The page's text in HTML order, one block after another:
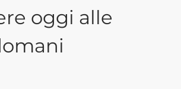
oggi alle